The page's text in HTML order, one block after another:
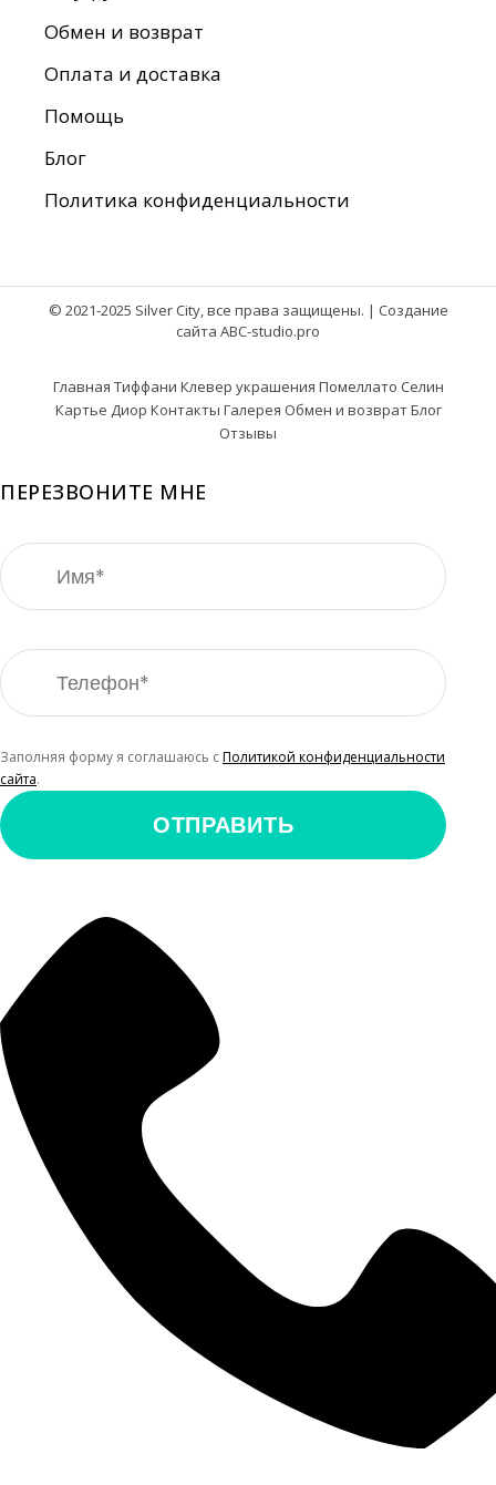
Обмен и возврат
Оплата и доставка
Помощь
Блог
Политика конфиденциальности
© 2021-2025 Silver City, все права защищены. | Создание
сайта ABC-studio.pro
Главная Тиффани Клевер украшения Помеллато Селин
Картье Диор Контакты Галерея Обмен и возвратБлог
Отзывы
ПЕРЕЗВОНИТЕ МНЕ
Заполняя форму я соглашаюсь сПолитикой конфиденциальности
сайта.
ОТПРАВИТЬ